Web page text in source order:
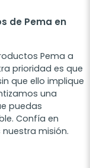
de Pema en
Pema a
prioridad es que
que ello implique
una
puedas
Confía en
misión.